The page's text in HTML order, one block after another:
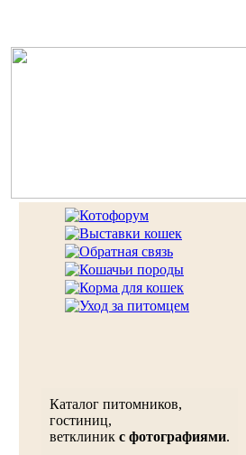
Каталог питомников,
гостиниц,
ветклиник с фотографиями.